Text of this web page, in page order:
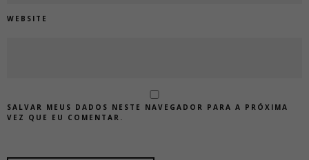
WEBSITE
SALVAR MEUS DADOS NESTE NAVEGADOR PARA A PRÓXIMA
VEZ QUE EU COMENTAR.